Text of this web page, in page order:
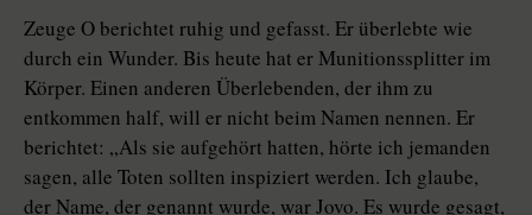
Zeuge O berichtet ruhig und gefasst. Er überlebte wie
durch ein Wunder. Bis heute hat er Munitionssplitter im
Körper. Einen anderen Überlebenden, der ihm zu
entkommen half, will er nicht beim Namen nennen. Er
berichtet: „Als sie aufgehört hatten, hörte ich jemanden
sagen, alle Toten sollten inspiziert werden. Ich glaube,
der Name, der genannt wurde, war Jovo. Es wurde gesagt,